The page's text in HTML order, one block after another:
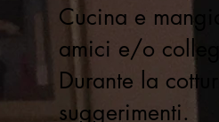
Cucina e
amici e/o
Durante la
suggerimenti.